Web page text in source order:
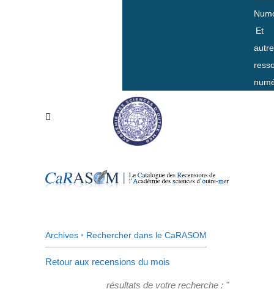
Et
Archives • Rechercher dans le CaRASOM
Retour aux recensions du mois
résultats de votre recherche : "